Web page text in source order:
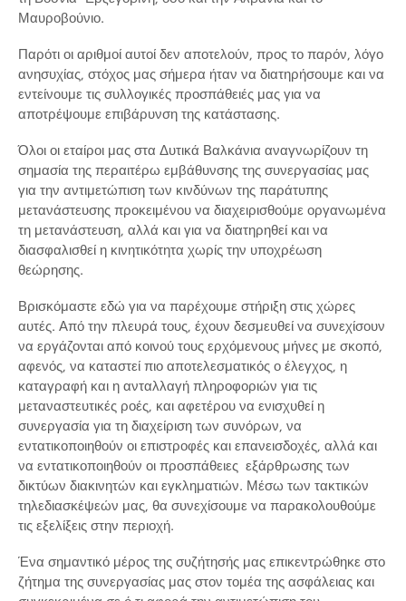
Μαυροβούνιο.
Παρότι οι αριθμοί αυτοί δεν αποτελούν, προς το παρόν, λόγο
ανησυχίας, στόχος μας σήμερα ήταν να διατηρήσουμε και να
εντείνουμε τις συλλογικές προσπάθειές μας για να
αποτρέψουμε επιβάρυνση της κατάστασης.
Όλοι οι εταίροι μας στα Δυτικά Βαλκάνια αναγνωρίζουν τη
σημασία της περαιτέρω εμβάθυνσης της συνεργασίας μας
για την αντιμετώπιση των κινδύνων της παράτυπης
μετανάστευσης προκειμένου να διαχειρισθούμε οργανωμένα
τη μετανάστευση, αλλά και για να διατηρηθεί και να
διασφαλισθεί η κινητικότητα χωρίς την υποχρέωση
θεώρησης.
Βρισκόμαστε εδώ για να παρέχουμε στήριξη στις χώρες
αυτές. Από την πλευρά τους, έχουν δεσμευθεί να συνεχίσουν
να εργάζονται από κοινού τους ερχόμενους μήνες με σκοπό,
αφενός, να καταστεί πιο αποτελεσματικός ο έλεγχος, η
καταγραφή και η ανταλλαγή πληροφοριών για τις
μεταναστευτικές ροές, και αφετέρου να ενισχυθεί η
συνεργασία για τη διαχείριση των συνόρων, να
εντατικοποιηθούν οι επιστροφές και επανεισδοχές, αλλά και
να εντατικοποιηθούν οι προσπάθειες εξάρθρωσης των
δικτύων διακινητών και εγκληματιών. Μέσω των τακτικών
τηλεδιασκέψεών μας, θα συνεχίσουμε να παρακολουθούμε
τις εξελίξεις στην περιοχή.
Ένα σημαντικό μέρος της συζήτησής μας επικεντρώθηκε στο
ζήτημα της συνεργασίας μας στον τομέα της ασφάλειας και